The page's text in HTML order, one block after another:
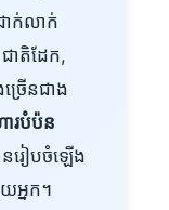
ក់លាក់
ាតិដែក,
ើនជាង
ារបំប៉ន
នរៀបចំឡើង
យអ្នក។